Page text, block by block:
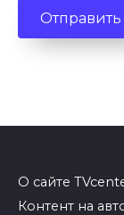
О сайте
Контент на